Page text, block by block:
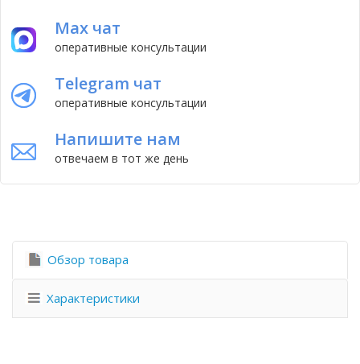
Max чат
оперативные консультации
Telegram чат
оперативные консультации
Напишите нам
отвечаем в тот же день
Обзор товара
Характеристики